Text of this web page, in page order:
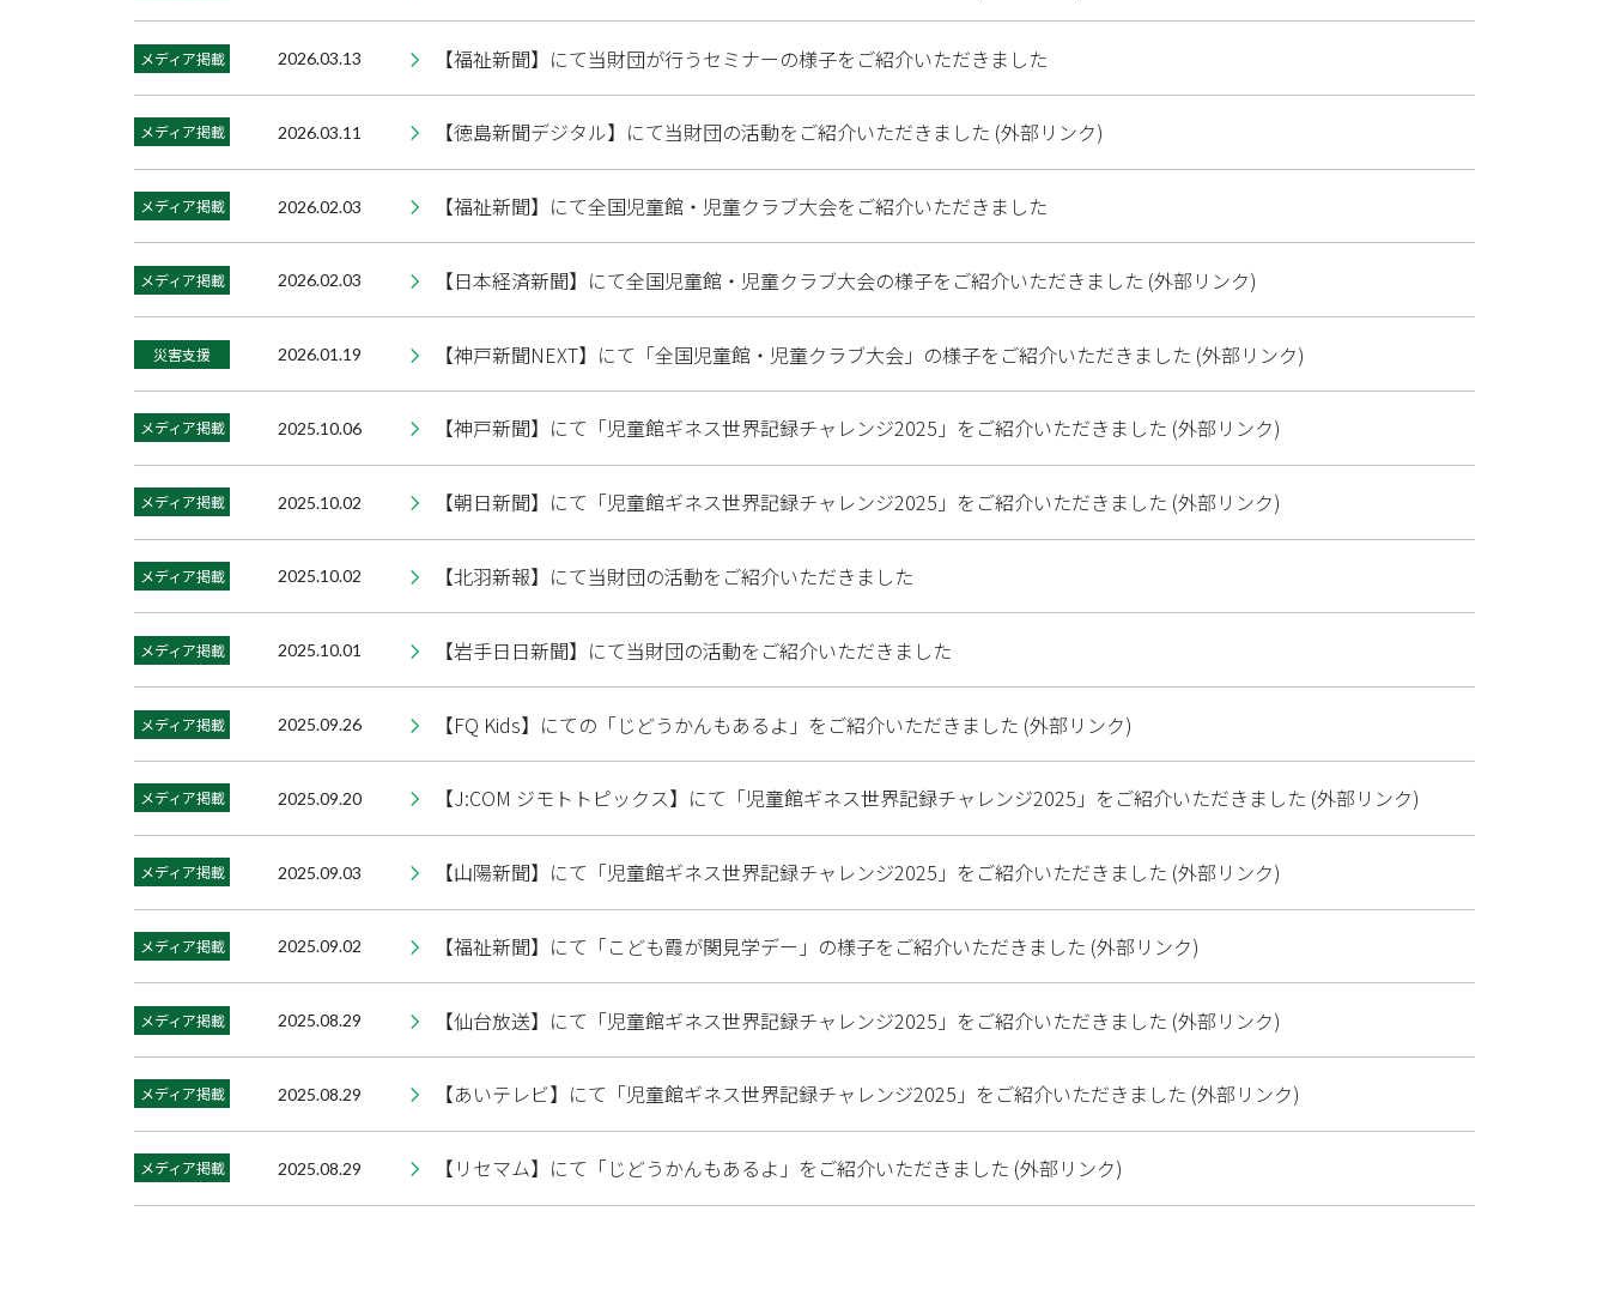
メディア掲載 2026.03.13 【福祉新聞】にて当財団が行うセミナーの様子をご紹介いただきました
メディア掲載 2026.03.11 【徳島新聞デジタル】にて当財団の活動をご紹介いただきました (外部リンク)
メディア掲載 2026.02.03 【福祉新聞】にて全国児童館・児童クラブ大会をご紹介いただきました
メディア掲載 2026.02.03 【日本経済新聞】にて全国児童館・児童クラブ大会の様子をご紹介いただきました (外部リンク)
災害支援 2026.01.19 【神戸新聞NEXT】にて「全国児童館・児童クラブ大会」の様子をご紹介いただきました (外部リンク)
メディア掲載 2025.10.06 【神戸新聞】にて「児童館ギネス世界記録チャレンジ2025」をご紹介いただきました (外部リンク)
メディア掲載 2025.10.02 【朝日新聞】にて「児童館ギネス世界記録チャレンジ2025」をご紹介いただきました (外部リンク)
メディア掲載 2025.10.02 【北羽新報】にて当財団の活動をご紹介いただきました
メディア掲載 2025.10.01 【岩手日日新聞】にて当財団の活動をご紹介いただきました
メディア掲載 2025.09.26 【FQ Kids】にての「じどうかんもあるよ」をご紹介いただきました (外部リンク)
メディア掲載 2025.09.20 【J:COM ジモトトピックス】にて「児童館ギネス世界記録チャレンジ2025」をご紹介いただきました (外部リンク)
メディア掲載 2025.09.03 【山陽新聞】にて「児童館ギネス世界記録チャレンジ2025」をご紹介いただきました (外部リンク)
メディア掲載 2025.09.02 【福祉新聞】にて「こども霞が関見学デー」の様子をご紹介いただきました (外部リンク)
メディア掲載 2025.08.29 【仙台放送】にて「児童館ギネス世界記録チャレンジ2025」をご紹介いただきました (外部リンク)
メディア掲載 2025.08.29 【あいテレビ】にて「児童館ギネス世界記録チャレンジ2025」をご紹介いただきました (外部リンク)
メディア掲載 2025.08.29 【リセマム】にて「じどうかんもあるよ」をご紹介いただきました (外部リンク)